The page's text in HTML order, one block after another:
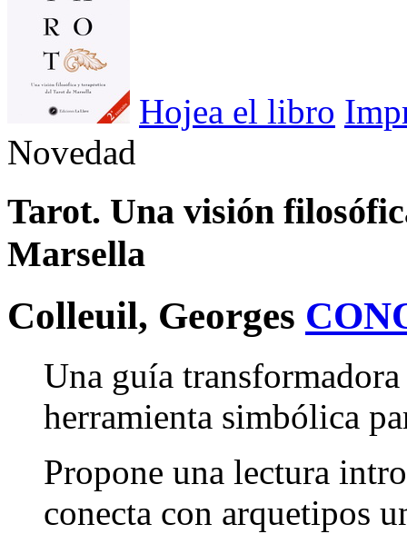
Hojea el libro
Novedad
Tarot. Una visión
Marsella
Colleuil, Georges
Una guía
herramienta simbólica
Propone una lectura
conecta con arquetipos